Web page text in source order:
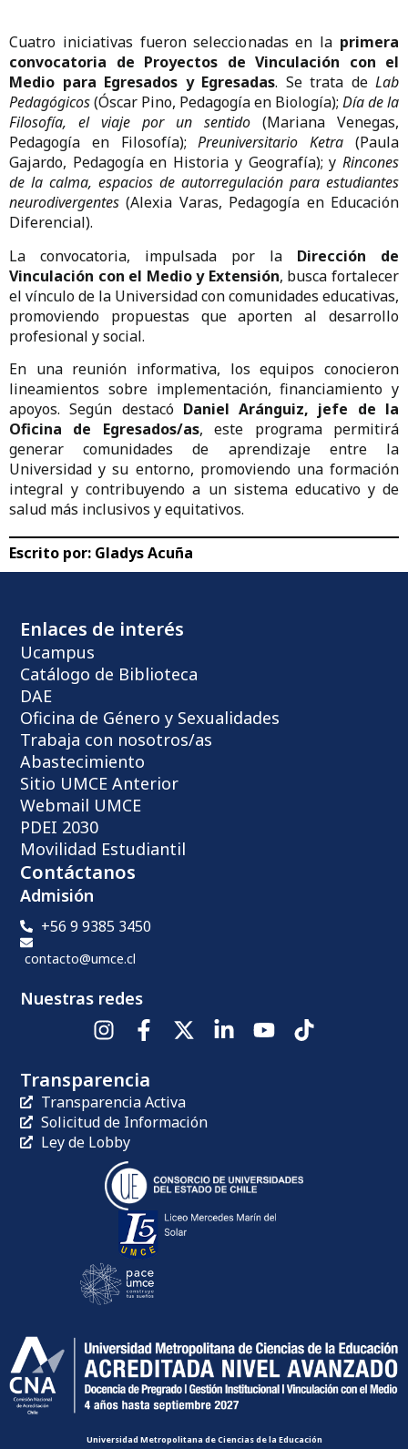
Cuatro iniciativas fueron seleccionadas en la primera
convocatoria de Proyectos de Vinculación con el
Medio para Egresados y Egresadas. Se trata de Lab
Pedagógicos(Óscar Pino, Pedagogía en Biología); Día de la
Filosofía, el viaje por un sentido (Mariana Venegas,
Pedagogía en Filosofía);Preuniversitario Ketra (Paula
Gajardo, Pedagogía en Historia y Geografía); y Rincones
de la calma, espacios de autorregulación para estudiantes
neurodivergentes (Alexia Varas, Pedagogía en Educación
Diferencial).
La convocatoria, impulsada por la Dirección de
Vinculación con el Medio y Extensión, busca fortalecer
el vínculo de la Universidad con comunidades educativas,
promoviendo propuestas que aporten al desarrollo
profesional y social.
En una reunión informativa, los equipos conocieron
lineamientos sobre implementación, financiamiento y
apoyos. Según destacó Daniel Aránguiz, jefe de la
Oficina de Egresados/as, este programa permitirá
generar comunidades de aprendizaje entre la
Universidad y su entorno, promoviendo una formación
integral y contribuyendo a un sistema educativo y de
salud más inclusivos y equitativos.
Escrito por: Gladys Acuña
Enlaces de interés
Ucampus
Catálogo de Biblioteca
DAE
Oficina de Género y Sexualidades
Trabaja con nosotros/as
Abastecimiento
Sitio UMCE Anterior
Webmail UMCE
PDEI 2030
Movilidad Estudiantil
Contáctanos
Admisión
+56 9 9385 3450
contacto@umce.cl
Nuestras redes
Transparencia
Transparencia Activa
Solicitud de Información
Ley de Lobby
Universidad Metropolitana de Ciencias de la Educación